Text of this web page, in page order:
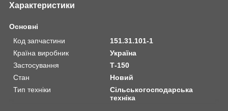
Характеристики
Основні
Код запчастини
151.31.101-1
Країна виробник
Україна
Застосування
Т-150
Стан
Новий
Тип техніки
Сільськогосподарська
техніка